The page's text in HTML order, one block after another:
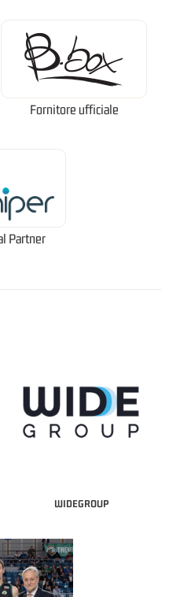
Fornitore ufficiale
Partner
WIDEGROUP